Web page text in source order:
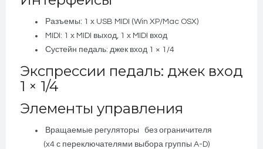
Разъемы: 1 x USB MIDI (Win XP/Mac OSX)
MIDI: 1 x MIDI выход, 1 x MIDI вход
Сустейн педаль: джек вход 1 × 1/4
Экспрессии педаль: джек вход
1 × 1/4
Элементы управления
Вращаемые регуляторы без ограничителя
(x4 с переключателями выбора группы A-D)